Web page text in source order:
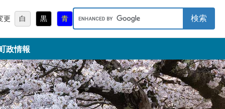
更 白 黒 青
ワ
ド
検
索
政情報